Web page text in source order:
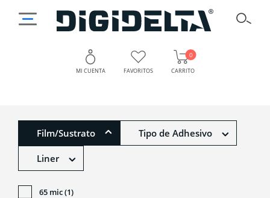
MI CUENTA FAVORITOS CARRITO
0
Film/Sustrato
65 mic (1)
Tipo de Adhesivo
Liner